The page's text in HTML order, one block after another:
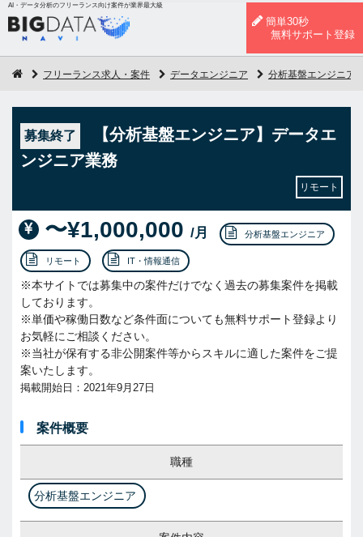
AI・データ分析のフリーランス向け案件が業界最大級
簡単30秒
無料サポート登録
フリーランス求人・案件 データエンジニア 分析基盤エンジニア
募集終了
【分析基盤エンジニア】データエ
ンジニア業務
リモート
〜¥1,000,000 /月 分析基盤エンジニア
リモート IT・情報通信
※本サイトでは募集中の案件だけでなく過去の募集案件を掲載
しております。
※単価や稼働日数など条件面についても無料サポート登録より
お気軽にご相談ください。
※当社が保有する非公開案件等からスキルに適した案件をご提
案いたします。
掲載開始日：2021年9月27日
案件概要
職種
分析基盤エンジニア